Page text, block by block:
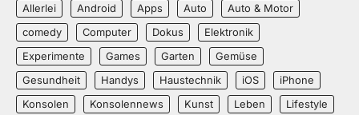
Allerlei Android Apps Auto
Auto & Motor
comedy
Computer Dokus
Elektronik
Experimente
Games Garten
Gemüse
Gesundheit
Handys Haustechnik iOS
iPhone
Konsolen
Konsolennews Kunst Leben
Lifestyle